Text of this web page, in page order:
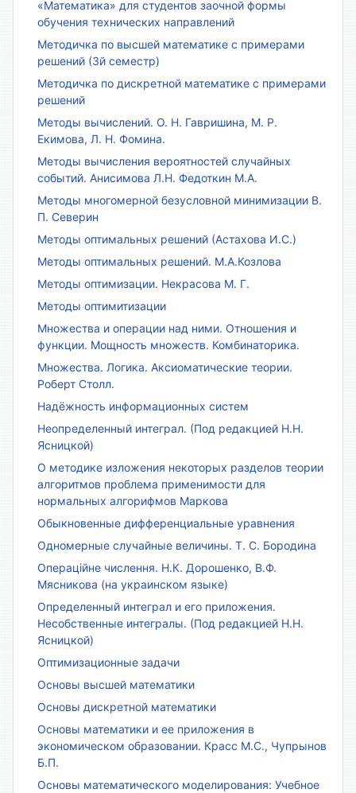
«Математика» для студентов заочной формы
обучения технических направлений
Методичка по высшей математике с примерами
решений (3й семестр)
Методичка по дискретной математике с примерами
решений
Методы вычислений. О. Н. Гавришина, М. Р.
Екимова, Л. Н. Фомина.
Методы вычисления вероятностей случайных
событий. Анисимова Л.Н. Федоткин М.А.
Методы многомерной безусловной минимизации В.
П. Северин
Методы оптимальных решений (Астахова И.С.)
Методы оптимальных решений. М.А.Козлова
Методы оптимизации. Некрасова М. Г.
Методы оптимитизации
Множества и операции над ними. Отношения и
функции. Мощность множеств. Комбинаторика.
Множества. Логика. Аксиоматические теории.
Роберт Столл.
Надёжность информационных систем
Неопределенный интеграл. (Под редакцией Н.Н.
Ясницкой)
О методике изложения некоторых разделов теории
алгоритмов проблема применимости для
нормальных алгорифмов Маркова
Обыкновенные дифференциальные уравнения
Одномерные случайные величины. Т. С. Бородина
Операційне числення. Н.К. Дорошенко, В.Ф.
Мясникова (на украинском языке)
Определенный интеграл и его приложения.
Несобственные интегралы. (Под редакцией Н.Н.
Ясницкой)
Оптимизационные задачи
Основы высшей математики
Основы дискретной математики
Основы математики и ее приложения в
экономическом образовании. Красс М.С., Чупрынов
Б.П.
Основы математического моделирования: Учебное